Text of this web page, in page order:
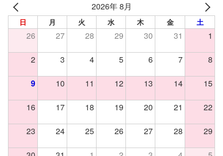
2026年 8月
日 月 火 水 木 金 土
26 27 28 29 30 31 1
2 3 4 5 6 7 8
9 10 11 12 13 14 15
16 17 18 19 20 21 22
23 24 25 26 27 28 29